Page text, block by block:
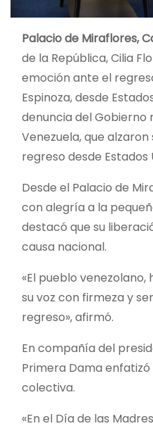
Palacio de Miraflores,
de la República, Cilia
emoción ante el
Espinoza, desde
denuncia del Gobierno
Venezuela, que alzaron
regreso desde Estados
Desde el Palacio de
con alegría a la
destacó que su
causa nacional.
«El pueblo
su voz con firmeza y
regreso», afirmó.
En compañía del
Primera Dama
colectiva.
«En el Día de las